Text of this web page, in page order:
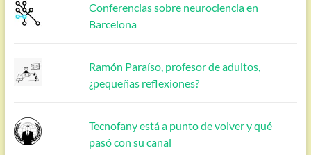
Conferencias sobre neurociencia en
Barcelona
Ramón Paraíso, profesor de adultos,
¿pequeñas reflexiones?
Tecnofany está a punto de volver y qué
pasó con su canal